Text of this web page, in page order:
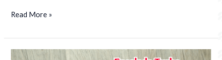
Read More »
ENSALADA